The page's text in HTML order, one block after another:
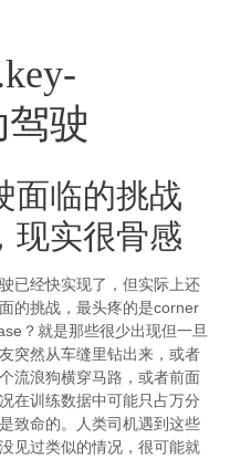
驾驶
面临的挑战
实很骨感
已经快实现了，但实际上还
的挑战，最头疼的是corner
？就是那些很少出现但一旦
突然从车缝里钻出来，或者
流浪狗横穿马路，或者前面
在训练数据中可能只占万分
致命的。人类司机遇到这些
见过类似的情况，很可能就